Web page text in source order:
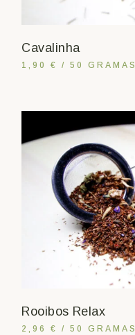
Cavalinha
1,90 € / 50 GRAMAS
Rooibos Relax
2,96 € / 50 GRAMAS